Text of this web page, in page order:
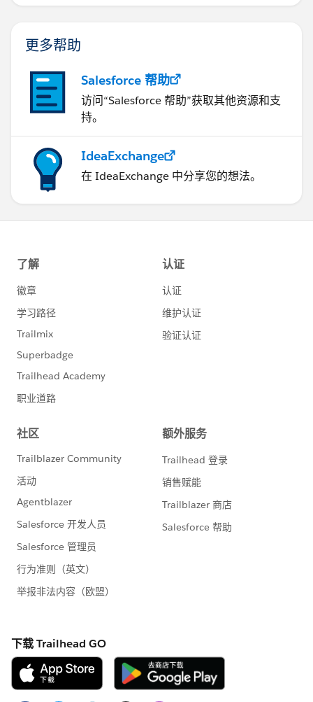
更多帮助
Salesforce 帮助
访问“Salesforce 帮助”获取其他资源和支
持。
IdeaExchange
在 IdeaExchange 中分享您的想法。